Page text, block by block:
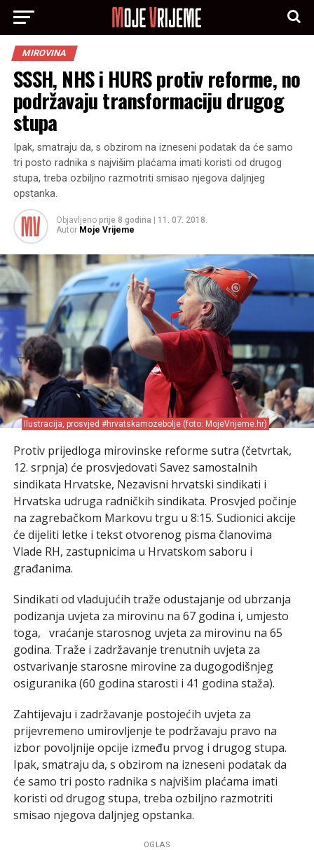
MIROVINA
SSSH, NHS i HURS protiv reforme, no
podržavaju transformaciju drugog
stupa
Ipak, smatraju da, s obzirom na izneseni podatak da će samo
tri posto radnika s najvišim plaćama imati koristi od drugog
stupa, treba ozbiljno razmotriti smisao njegova daljnjeg
opstanka.
Objavljeno prije 8 godina
11. 07. 2018.
Autor Moje Vrijeme
Ilustracija, prosvjed #hrvatskamozebolje (foto: MojeVrijeme.hr)
Protiv prijedloga mirovinske reforme sutra (četvrtak,
12. srpnja) će prosvjedovati Savez samostalnih
sindikata Hrvatske, Nezavisni hrvatski sindikati i
Hrvatska udruga radničkih sindikata. Prosvjed počinje
na zagrebačkom Markovu trgu u 8:15. Sudionici akcije
će dijeliti letke i tekst otvorenog pisma članovima
Vlade RH, zastupnicima u Hrvatskom saboru i
građanima.
Sindikati od vladujućih traže odustajanje od ubrzanja
podizanja uvjeta za mirovinu na 67 godina i, umjesto
toga, vraćanje starosnog uvjeta za mirovinu na 65
godina. Traže i zadržavanje trenutnih uvjeta za
ostvarivanje starosne mirovine za dugogodišnjeg
osiguranika (60 godina starosti i 41 godina staža).
Zahtijevaju i zadržavanje postojećih uvjeta za
prijevremeno umirovljenje te podržavaju pravo na
izbor povoljnije opcije između prvog i drugog stupa.
Ipak, smatraju da, s obzirom na izneseni podatak da
će samo tri posto radnika s najvišim plaćama imati
koristi od drugog stupa, treba ozbiljno razmotriti
smisao njegova daljnjeg opstanka.
OGLAS